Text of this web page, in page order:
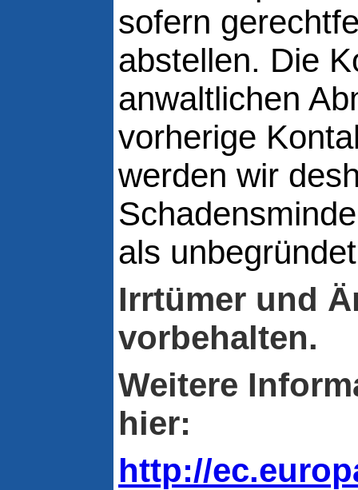
sofern
abstellen. Die
anwaltlichen
vorherige
werden wir
als
Irrtümer und
vorbehalten.
Weitere
hier:
http://